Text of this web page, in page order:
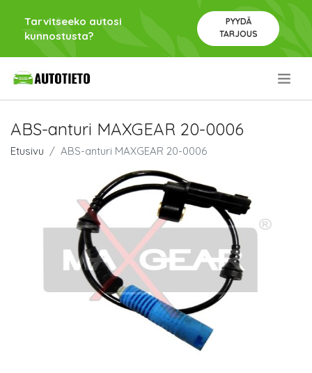
Tarvitseeko autosi
kunnostusta?
PYYDÄ
TARJOUS
ABS-anturi MAXGEAR 20-0006
Etusivu ABS-anturi MAXGEAR 20-0006